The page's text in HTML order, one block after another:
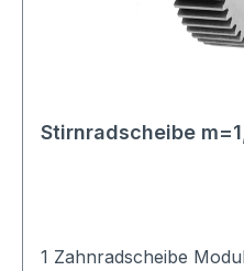
Stirnradscheibe
1 Zahnradscheibe